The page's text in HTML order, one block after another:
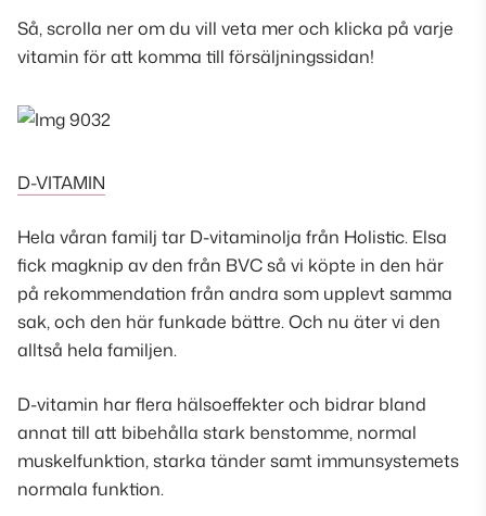
Så, scrolla ner om du vill veta mer och klicka på varje
vitamin för att komma till försäljningssidan!
D-VITAMIN
Hela våran familj tar D-vitaminolja från Holistic. Elsa
fick magknip av den från BVC så vi köpte in den här
på rekommendation från andra som upplevt samma
sak, och den här funkade bättre. Och nu äter vi den
alltså hela familjen.
D-vitamin har flera hälsoeffekter och bidrar bland
annat till att bibehålla stark benstomme, normal
muskelfunktion, starka tänder samt immunsystemets
normala funktion.